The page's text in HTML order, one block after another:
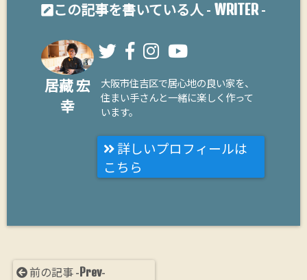
この記事を書いている人 - WRITER-
居藏 宏
幸
大阪市住吉区で居心地の良い家を、
住まい手さんと一緒に楽しく作って
います。
詳しいプロフィールは
こちら
前の記事 - Prev-